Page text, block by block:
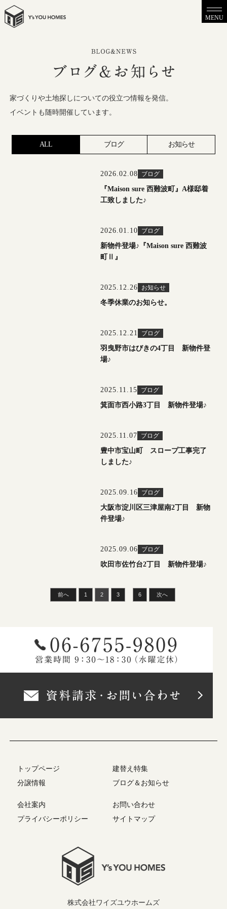
MENU
家づくりや土地探しについての役立つ情報を発信。
イベントも随時開催しています。
ALL ブログ お知らせ
2026.02.08 ブログ
『Maison sure 西難波町』A様邸着
工致しました♪
2026.01.10 ブログ
新物件登場♪『Maison sure 西難波
町Ⅱ』
2025.12.26 お知らせ
冬季休業のお知らせ。
2025.12.21 ブログ
羽曳野市はびきの4丁目 新物件登
場♪
2025.11.15 ブログ
箕面市西小路3丁目 新物件登場♪
2025.11.07 ブログ
豊中市宝山町 スロープ工事完了
しました♪
2025.09.16 ブログ
大阪市淀川区三津屋南2丁目 新物
件登場♪
2025.09.06 ブログ
吹田市佐竹台2丁目 新物件登場♪
前へ 1 2 3 6 次へ
株式会社ワイズユウホームズ
トップページ
建替え特集
分譲情報
ブログ＆お知らせ
会社案内
お問い合わせ
プライバシーポリシー
サイトマップ